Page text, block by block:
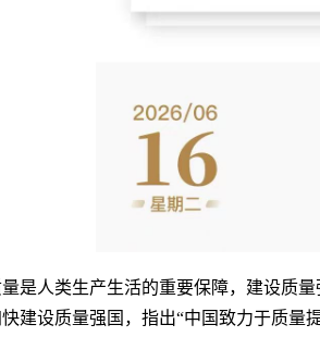
量是人类生产生活的重要保障，建设质
建设质量强国，指出“中国致力于质量